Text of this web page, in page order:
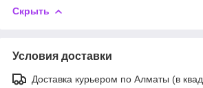
Скрыть
Условия доставки
Доставка курьером по Алматы (в